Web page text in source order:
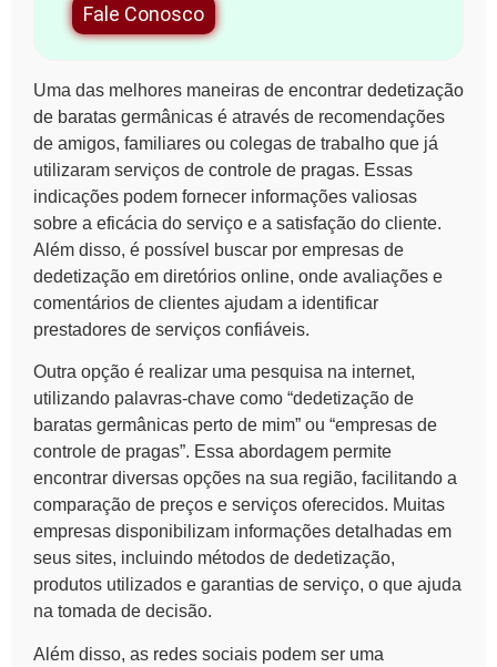
Fale Conosco
Uma das melhores maneiras de encontrar dedetização
de baratas germânicas é através de recomendações
de amigos, familiares ou colegas de trabalho que já
utilizaram serviços de controle de pragas. Essas
indicações podem fornecer informações valiosas
sobre a eficácia do serviço e a satisfação do cliente.
Além disso, é possível buscar por empresas de
dedetização em diretórios online, onde avaliações e
comentários de clientes ajudam a identificar
prestadores de serviços confiáveis.
Outra opção é realizar uma pesquisa na internet,
utilizando palavras-chave como “dedetização de
baratas germânicas perto de mim” ou “empresas de
controle de pragas”. Essa abordagem permite
encontrar diversas opções na sua região, facilitando a
comparação de preços e serviços oferecidos. Muitas
empresas disponibilizam informações detalhadas em
seus sites, incluindo métodos de dedetização,
produtos utilizados e garantias de serviço, o que ajuda
na tomada de decisão.
Além disso, as redes sociais podem ser uma